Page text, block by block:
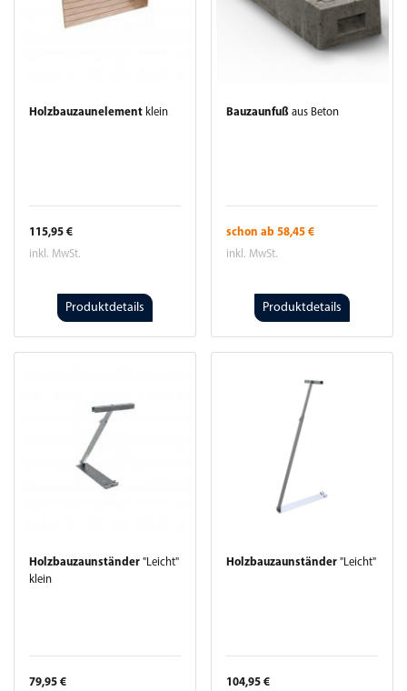
Holzbauzaunelement klein
115,95 €
inkl. MwSt.
Produktdetails
Bauzaunfuß aus Beton
schon ab 58,45 €
inkl. MwSt.
Produktdetails
Holzbauzaunständer "Leicht"
klein
79,95 €
Holzbauzaunständer "Leicht"
104,95 €